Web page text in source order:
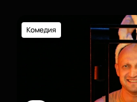
Комедия